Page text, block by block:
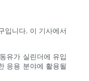
입니다. 이 기사에서
유가 실린더에 유입
응용 분야에 활용될